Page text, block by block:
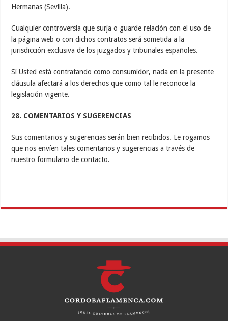
Hermanas (Sevilla).
Cualquier controversia que surja o guarde relación con el uso de
la página web o con dichos contratos será sometida a la
jurisdicción exclusiva de los juzgados y tribunales españoles.
Si Usted está contratando como consumidor, nada en la presente
cláusula afectará a los derechos que como tal le reconoce la
legislación vigente.
28. COMENTARIOS Y SUGERENCIAS
Sus comentarios y sugerencias serán bien recibidos. Le rogamos
que nos envíen tales comentarios y sugerencias a través de
nuestro formulario de contacto.